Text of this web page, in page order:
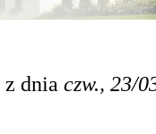
z dnia czw., 23/